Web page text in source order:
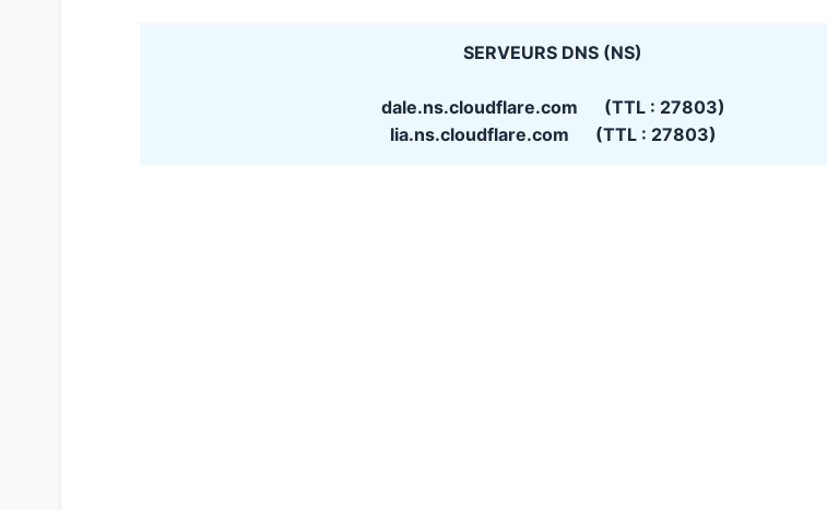
SERVEURS DNS (NS)
dale.ns.cloudflare.com (TTL : 27803)
lia.ns.cloudflare.com (TTL : 27803)